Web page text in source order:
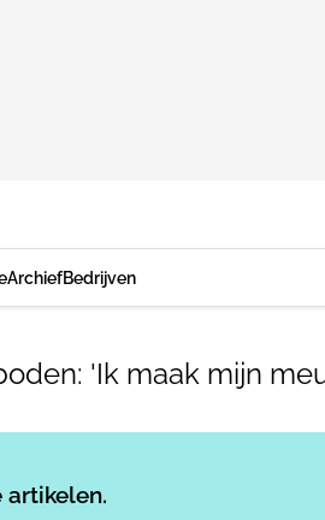
ArchiefBedrijven
'Ik maak mijn